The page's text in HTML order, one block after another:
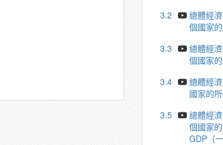
3.2
總體經
個國家
3.3
總體經
個國家
3.4
總體經
國家的
3.5
總體經
個國家
GDP（一